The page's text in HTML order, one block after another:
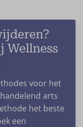
kans op
huid en
van de
harnekkig vet
Wellness
voor het
arts
het beste
een